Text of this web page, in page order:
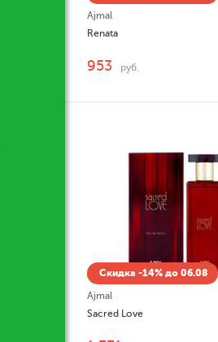
Ajmal
Renata
953 руб.
Скидка -14% до 06.08
Ajmal
Sacred Love